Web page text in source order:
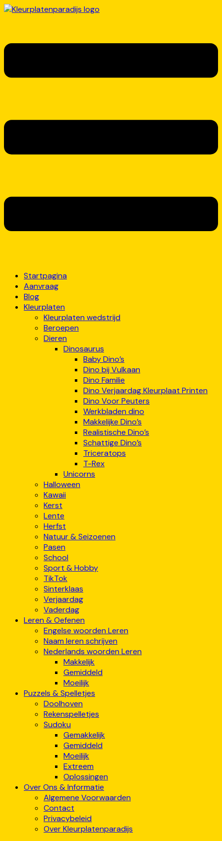
Startpagina
Aanvraag
Blog
Kleurplaten
Kleurplaten wedstrijd
Beroepen
Dieren
Dinosaurus
Baby Dino’s
Dino bij Vulkaan
Dino Familie
Dino Verjaardag Kleurplaat Printen
Dino Voor Peuters
Werkbladen dino
Makkelijke Dino’s
Realistische Dino’s
Schattige Dino’s
Triceratops
T-Rex
Unicorns
Halloween
Kawaii
Kerst
Lente
Herfst
Natuur & Seizoenen
Pasen
School
Sport & Hobby
TikTok
Sinterklaas
Verjaardag
Vaderdag
Leren & Oefenen
Engelse woorden Leren
Naam leren schrijven
Nederlands woorden Leren
Makkelijk
Gemiddeld
Moeilijk
Puzzels & Spelletjes
Doolhoven
Rekenspelletjes
Sudoku
Gemakkelijk
Gemiddeld
Moeilijk
Extreem
Oplossingen
Over Ons & Informatie
Algemene Voorwaarden
Contact
Privacybeleid
Over Kleurplatenparadijs